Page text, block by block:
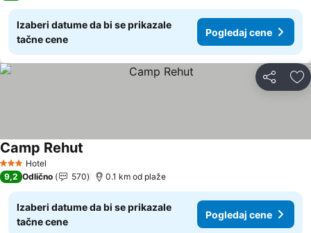
Izaberi datume da bi se prikazale
tačne cene
Pogledaj cene
Deli
3 Zvezdice
Hotel
Camp Rehut
9,2 Odlično 570 0.1 km od plaže
Izaberi datume da bi se prikazale
tačne cene
Pogledaj cene